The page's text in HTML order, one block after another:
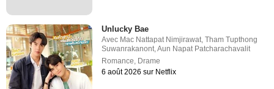
Unlucky Bae
Avec Mac Nattapat Nimjirawat,Tham Tupthong
Suwanrakanont,Aun Napat Patcharachavalit
Romance, Drame
6 août 2026 sur Netflix